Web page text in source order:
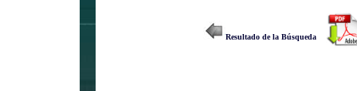
Resultado de la Búsqueda